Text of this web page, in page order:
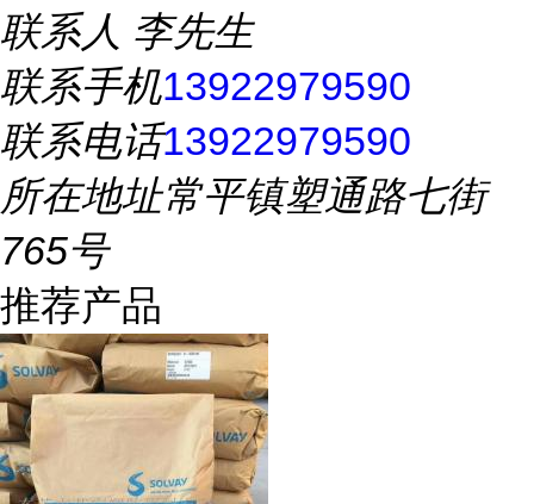
联系人 李先生
联系手机13922979590
联系电话13922979590
所在地址常平镇塑通路七街
765号
推荐产品